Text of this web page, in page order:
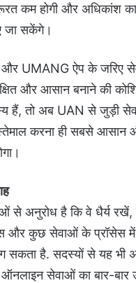
कम होगी और अधिकांश
जा सकेंगे।
और UMANG ऐप के जरिए
और आसान बनाने की
हैं, तो अब UAN से जुड़ी
करना ही सबसे आसान
से अनुरोध है कि वे धैर्य रखें,
और कुछ सेवाओं के प्रॉसेस में
सकता है. सदस्यों से यह भी
सेवाओं का बार-बार